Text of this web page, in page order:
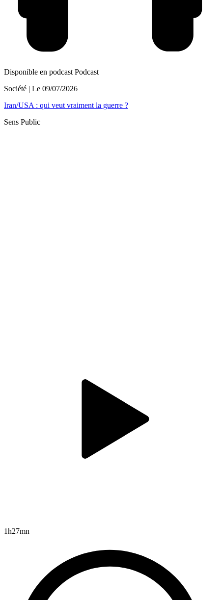
Disponible en podcast Podcast
Société | Le 09/07/2026
Iran/USA : qui veut vraiment la guerre ?
Sens Public
1h27mn